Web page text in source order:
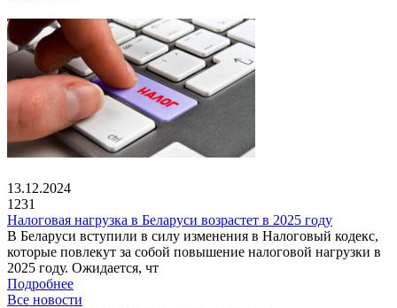
13.12.2024
1231
Налоговая нагрузка в Беларуси возрастет в 2025 году
В Беларуси вступили в силу изменения в Налоговый кодекс,
которые повлекут за собой повышение налоговой нагрузки в
2025 году. Ожидается, чт
Подробнее
Все новости